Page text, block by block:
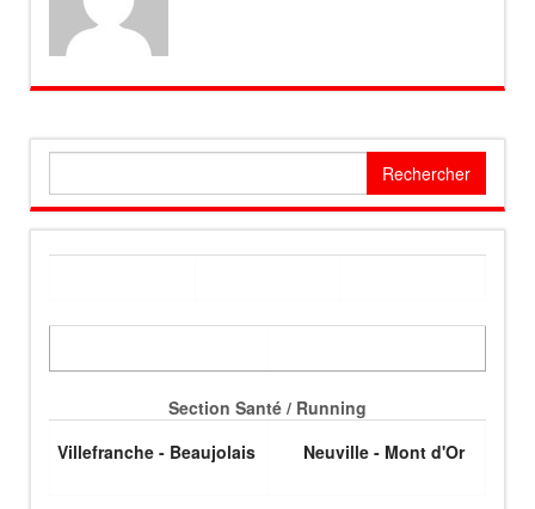
Section Santé / Running
Villefranche - Beaujolais
Neuville - Mont d'Or